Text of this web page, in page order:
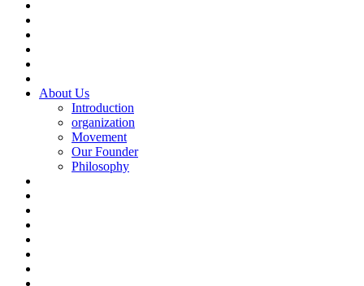
About Us
Introduction
organization
Movement
Our Founder
Philosophy